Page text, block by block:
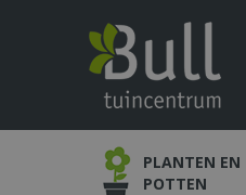
PLANTEN EN
POTTEN